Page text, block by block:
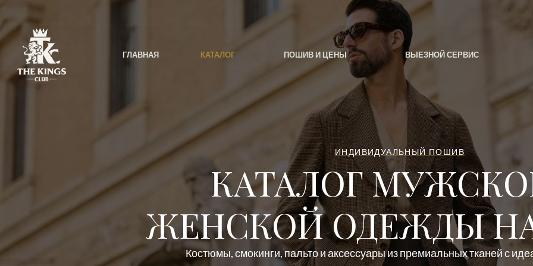
ГЛАВНАЯ КАТАЛОГ ПОШИВ И ЦЕНЫ ВЫЕЗНОЙ СЕРВИС
ИНДИВИДУАЛЬНЫЙ ПОШИВ
КАТАЛОГ
ЖЕНСКОЙ ОДЕЖДЫ
Костюмы, смокинги, пальто и аксессуары из премиальных тканей с